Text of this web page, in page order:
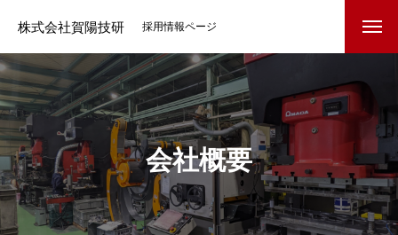
株式会社賀陽技研 採用情報ページ
会社概要